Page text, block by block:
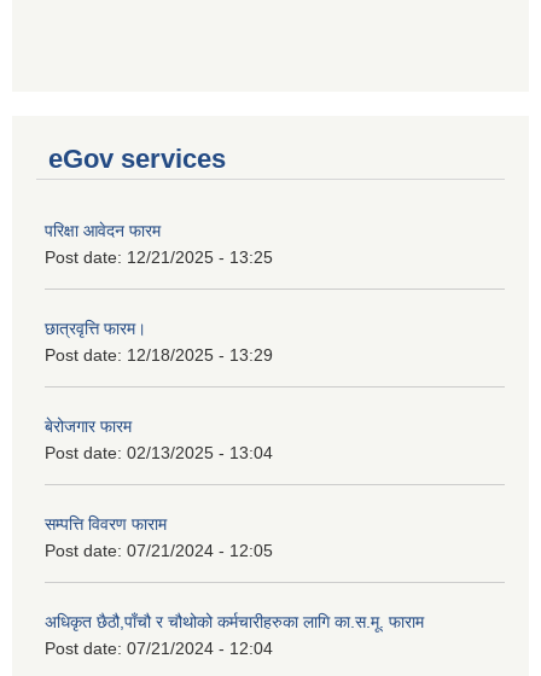
eGov services
परिक्षा आवेदन फारम
Post date: 12/21/2025 - 13:25
छात्रवृत्ति फारम।
Post date: 12/18/2025 - 13:29
बेरोजगार फारम
Post date: 02/13/2025 - 13:04
सम्पत्ति विवरण फाराम
Post date: 07/21/2024 - 12:05
अधिकृत छैठौ,पाँचौ र चौथोको कर्मचारीहरुका लागि का.स.मू. फाराम
Post date: 07/21/2024 - 12:04